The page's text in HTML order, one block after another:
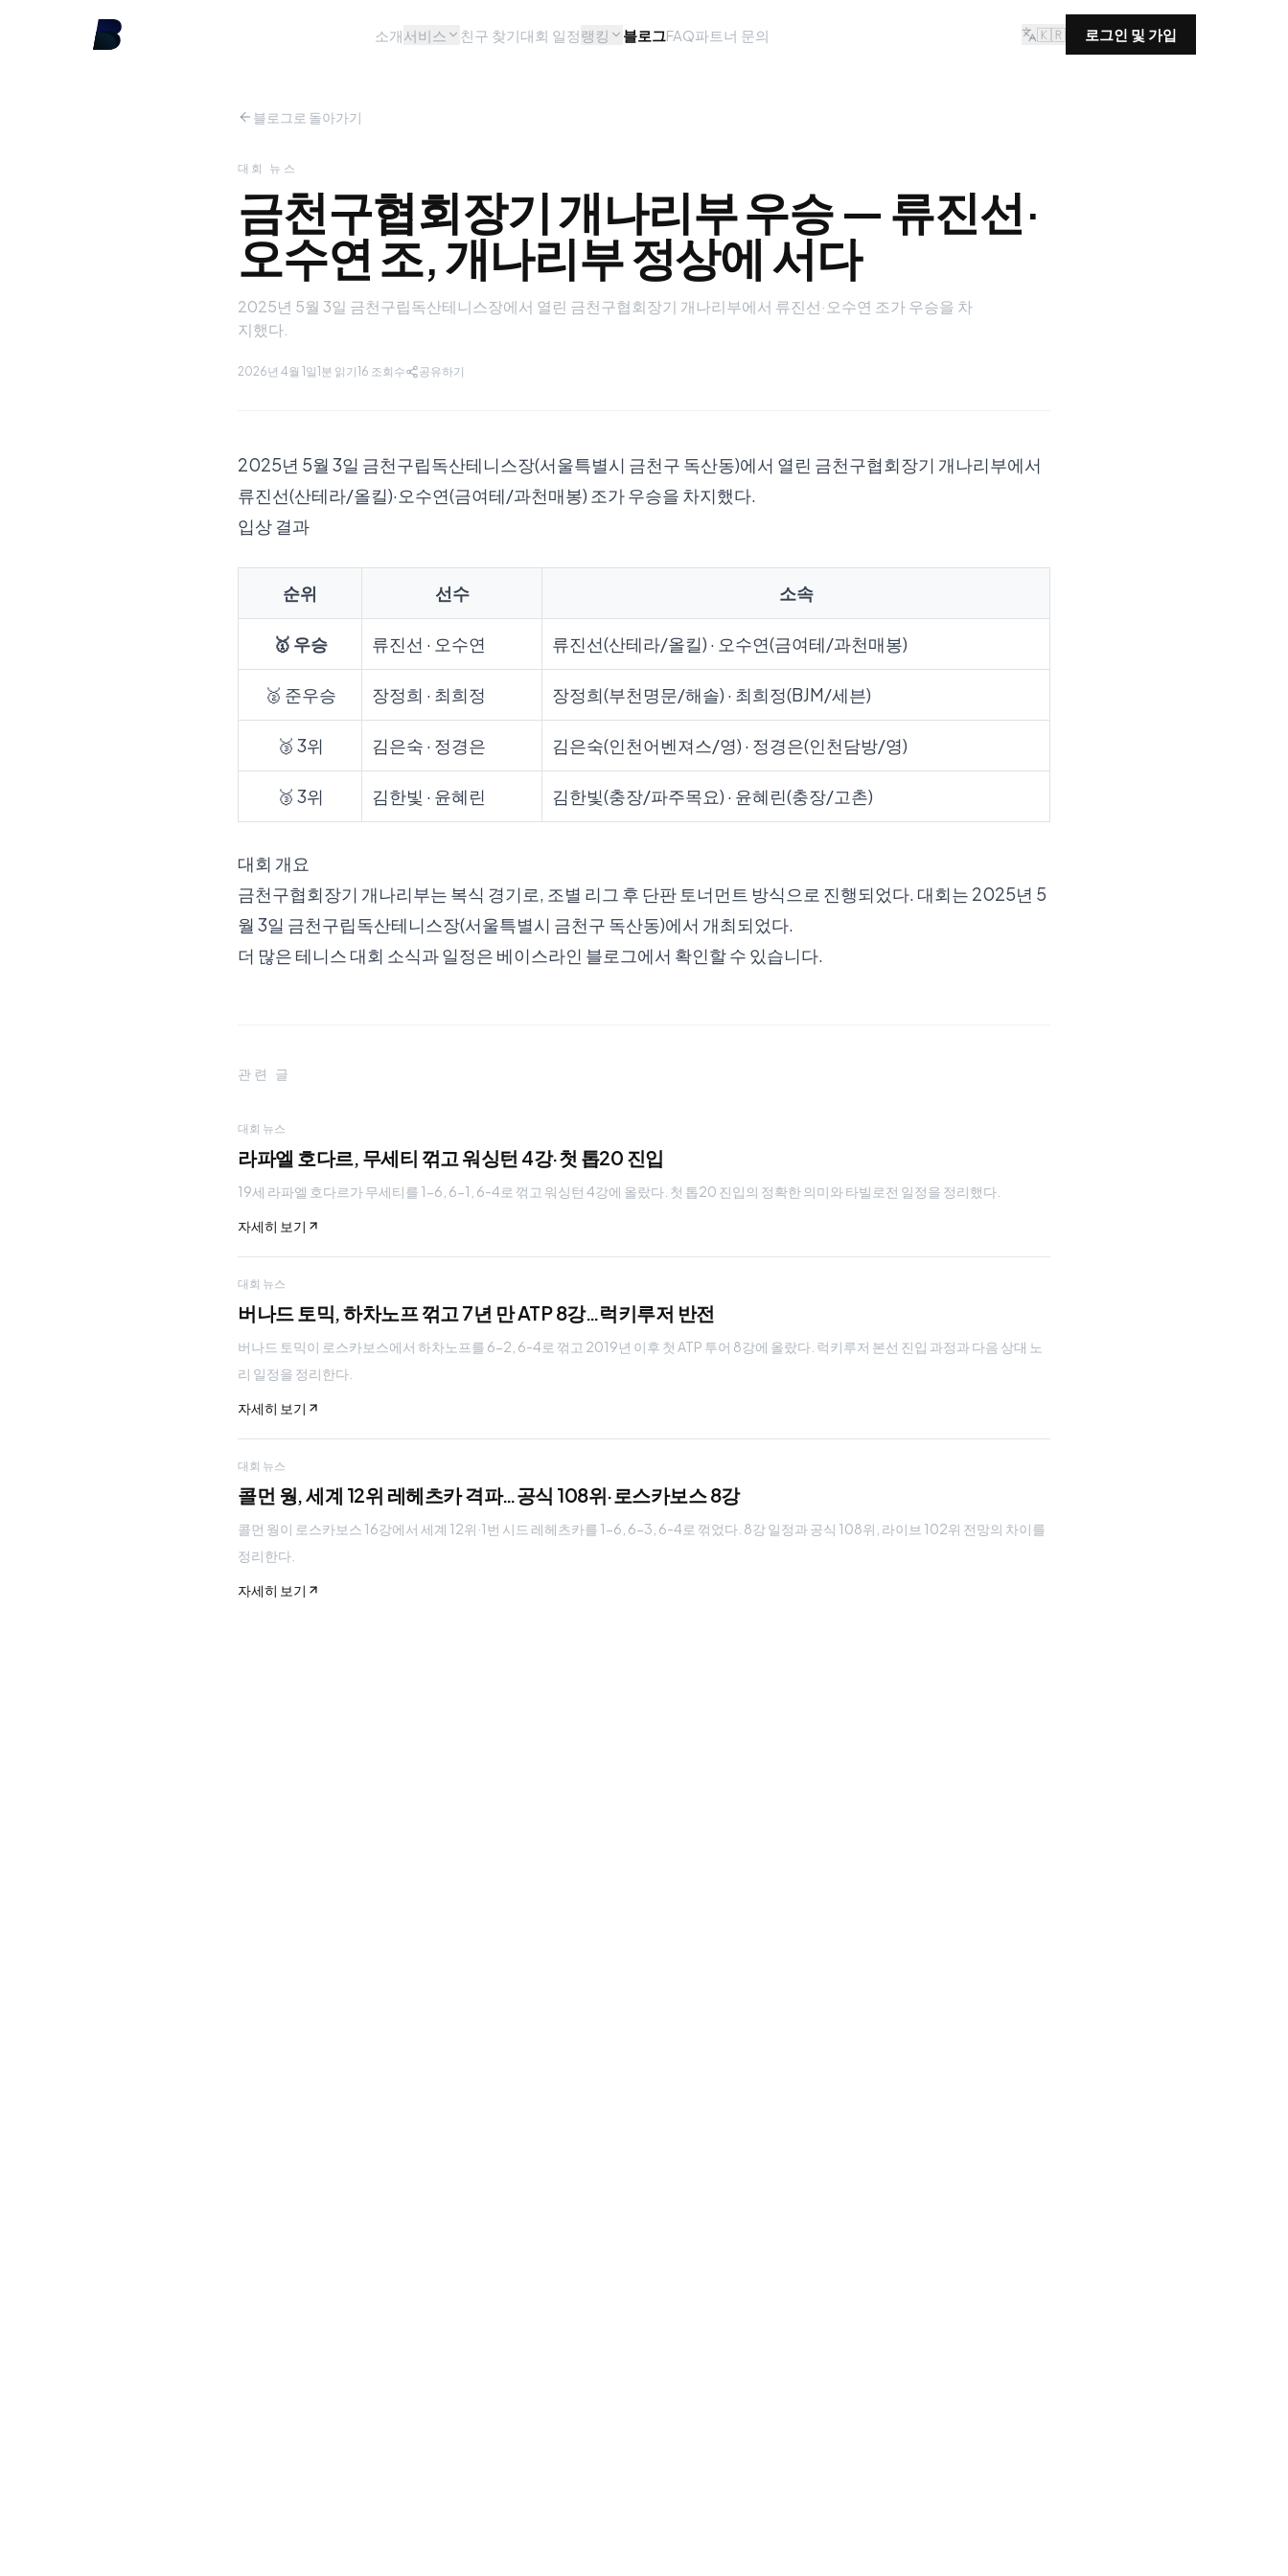
소개 서비스 친구 찾기대회 일정랭킹 블로그FAQ파트너 문의 🇰🇷 로그인 및 가입
블로그로 돌아가기
대회 뉴스
금천구협회장기 개나리부 우승 — 류진선·
오수연 조, 개나리부 정상에 서다
2025년 5월 3일 금천구립독산테니스장에서 열린 금천구협회장기 개나리부에서 류진선·오수연 조가 우승을 차
지했다.
2026년 4월 1일1분 읽기16 조회수 공유하기
2025년 5월 3일 금천구립독산테니스장(서울특별시 금천구 독산동)에서 열린 금천구협회장기 개나리부에서
류진선(산테라/올킬)·오수연(금여테/과천매봉) 조가 우승을 차지했다.
입상 결과
순위 선수 소속
🥇 우승 류진선 · 오수연 류진선(산테라/올킬) · 오수연(금여테/과천매봉)
🥈 준우승 장정희 · 최희정 장정희(부천명문/해솔) · 최희정(BJM/세븐)
🥉 3위 김은숙 · 정경은 김은숙(인천어벤져스/영) · 정경은(인천담방/영)
🥉 3위 김한빛 · 윤혜린 김한빛(충장/파주목요) · 윤혜린(충장/고촌)
대회 개요
금천구협회장기 개나리부는 복식 경기로, 조별 리그 후 단판 토너먼트 방식으로 진행되었다. 대회는 2025년 5
월 3일 금천구립독산테니스장(서울특별시 금천구 독산동)에서 개최되었다.
더 많은 테니스 대회 소식과 일정은 베이스라인 블로그에서 확인할 수 있습니다.
관련 글
대회 뉴스
라파엘 호다르, 무세티 꺾고 워싱턴 4강·첫 톱20 진입
19세 라파엘 호다르가 무세티를 1-6, 6-1, 6-4로 꺾고 워싱턴 4강에 올랐다. 첫 톱20 진입의 정확한 의미와 타빌로전 일정을 정리했다.
자세히 보기
대회 뉴스
버나드 토믹, 하차노프 꺾고 7년 만 ATP 8강…럭키루저 반전
버나드 토믹이 로스카보스에서 하차노프를 6-2, 6-4로 꺾고 2019년 이후 첫 ATP 투어 8강에 올랐다. 럭키루저 본선 진입 과정과 다음 상대 노
리 일정을 정리한다.
자세히 보기
대회 뉴스
콜먼 웡, 세계 12위 레헤츠카 격파…공식 108위·로스카보스 8강
콜먼 웡이 로스카보스 16강에서 세계 12위·1번 시드 레헤츠카를 1-6, 6-3, 6-4로 꺾었다. 8강 일정과 공식 108위, 라이브 102위 전망의 차이를
정리한다.
자세히 보기